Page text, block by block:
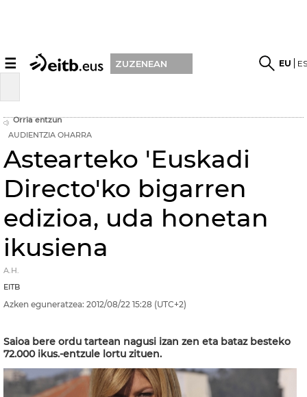
☰ ZUZENEAN EU
Orria entzun
AUDIENTZIA OHARRA
Astearteko 'Euskadi
Directo'ko bigarren
edizioa, uda honetan
ikusiena
A.H.
EITB
Azken eguneratzea: 2012/08/22 15:28 (UTC+2)
Saioa bere ordu tartean nagusi izan zen eta bataz besteko
72.000 ikus.-entzule lortu zituen.